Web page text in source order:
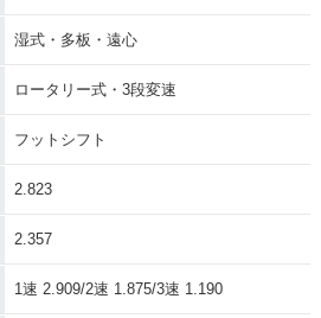
湿式・多板・遠心
ロータリー式・3段変速
フットシフト
2.823
2.357
1速 2.909/2速 1.875/3速 1.190